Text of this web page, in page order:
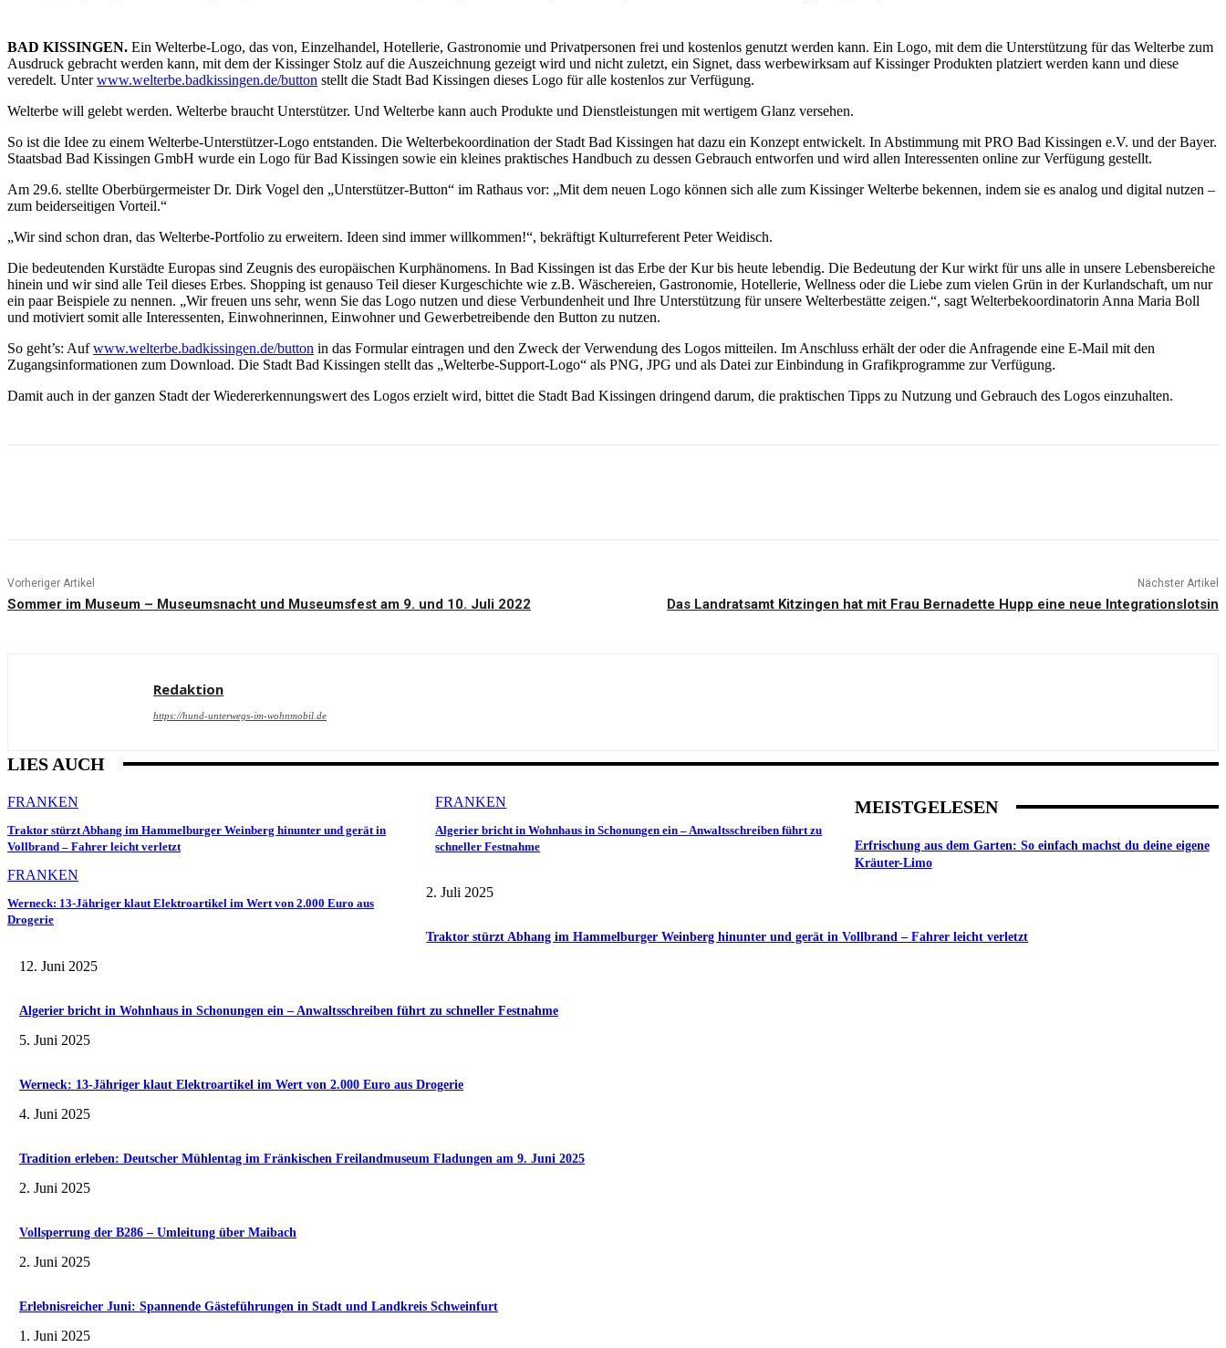
BAD KISSINGEN. Ein Welterbe-Logo, das von, Einzelhandel, Hotellerie, Gastronomie und Privatpersonen frei und kostenlos genutzt werden kann. Ein Logo, mit dem die Unterstützung für das Welterbe zum
Ausdruck gebracht werden kann, mit dem der Kissinger Stolz auf die Auszeichnung gezeigt wird und nicht zuletzt, ein Signet, dass werbewirksam auf Kissinger Produkten platziert werden kann und diese
veredelt. Unterwww.welterbe.badkissingen.de/button stellt die Stadt Bad Kissingen dieses Logo für alle kostenlos zur Verfügung.
Welterbe will gelebt werden. Welterbe braucht Unterstützer. Und Welterbe kann auch Produkte und Dienstleistungen mit wertigem Glanz versehen.
So ist die Idee zu einem Welterbe-Unterstützer-Logo entstanden. Die Welterbekoordination der Stadt Bad Kissingen hat dazu ein Konzept entwickelt. In Abstimmung mit PRO Bad Kissingen e.V. und der Bayer.
Staatsbad Bad Kissingen GmbH wurde ein Logo für Bad Kissingen sowie ein kleines praktisches Handbuch zu dessen Gebrauch entworfen und wird allen Interessenten online zur Verfügung gestellt.
Am 29.6. stellte Oberbürgermeister Dr. Dirk Vogel den „Unterstützer-Button“ im Rathaus vor: „Mit dem neuen Logo können sich alle zum Kissinger Welterbe bekennen, indem sie es analog und digital nutzen –
zum beiderseitigen Vorteil.“
„Wir sind schon dran, das Welterbe-Portfolio zu erweitern. Ideen sind immer willkommen!“, bekräftigt Kulturreferent Peter Weidisch.
Die bedeutenden Kurstädte Europas sind Zeugnis des europäischen Kurphänomens. In Bad Kissingen ist das Erbe der Kur bis heute lebendig. Die Bedeutung der Kur wirkt für uns alle in unsere Lebensbereiche
hinein und wir sind alle Teil dieses Erbes. Shopping ist genauso Teil dieser Kurgeschichte wie z.B. Wäschereien, Gastronomie, Hotellerie, Wellness oder die Liebe zum vielen Grün in der Kurlandschaft, um nur
ein paar Beispiele zu nennen. „Wir freuen uns sehr, wenn Sie das Logo nutzen und diese Verbundenheit und Ihre Unterstützung für unsere Welterbestätte zeigen.“, sagt Welterbekoordinatorin Anna Maria Boll
und motiviert somit alle Interessenten, Einwohnerinnen, Einwohner und Gewerbetreibende den Button zu nutzen.
So geht’s: Aufwww.welterbe.badkissingen.de/button in das Formular eintragen und den Zweck der Verwendung des Logos mitteilen. Im Anschluss erhält der oder die Anfragende eine E-Mail mit den
Zugangsinformationen zum Download. Die Stadt Bad Kissingen stellt das „Welterbe-Support-Logo“ als PNG, JPG und als Datei zur Einbindung in Grafikprogramme zur Verfügung.
Damit auch in der ganzen Stadt der Wiedererkennungswert des Logos erzielt wird, bittet die Stadt Bad Kissingen dringend darum, die praktischen Tipps zu Nutzung und Gebrauch des Logos einzuhalten.
Vorheriger Artikel
Sommer im Museum – Museumsnacht und Museumsfest am 9. und 10. Juli 2022
Nächster Artikel
Das Landratsamt Kitzingen hat mit Frau Bernadette Hupp eine neue Integrationslotsin
Redaktion
https://hund-unterwegs-im-wohnmobil.de
LIES AUCH
FRANKEN
Traktor stürzt Abhang im Hammelburger Weinberg hinunter und gerät in
Vollbrand – Fahrer leicht verletzt
FRANKEN
Algerier bricht in Wohnhaus in Schonungen ein – Anwaltsschreiben führt zu
schneller Festnahme
FRANKEN
Werneck: 13-Jähriger klaut Elektroartikel im Wert von 2.000 Euro aus
Drogerie
MEISTGELESEN
Erfrischung aus dem Garten: So einfach machst du deine eigene
Kräuter-Limo
2. Juli 2025
Traktor stürzt Abhang im Hammelburger Weinberg hinunter und gerät in Vollbrand – Fahrer leicht verletzt
12. Juni 2025
Algerier bricht in Wohnhaus in Schonungen ein – Anwaltsschreiben führt zu schneller Festnahme
5. Juni 2025
Werneck: 13-Jähriger klaut Elektroartikel im Wert von 2.000 Euro aus Drogerie
4. Juni 2025
Tradition erleben: Deutscher Mühlentag im Fränkischen Freilandmuseum Fladungen am 9. Juni 2025
2. Juni 2025
Vollsperrung der B286 – Umleitung über Maibach
2. Juni 2025
Erlebnisreicher Juni: Spannende Gästeführungen in Stadt und Landkreis Schweinfurt
1. Juni 2025